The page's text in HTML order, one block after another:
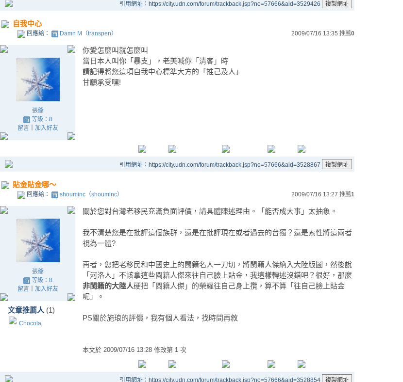
引用網址：https://city.udn.com/forum/trackback.jsp?no=57666&aid=3529426
自我中心
回應給： Damn M（transpen） 2009/07/16 13:35 推薦0
張爺
等級：8
留言｜ 加入好友
你愛怎麼叫就怎麼叫
當日本人叫你「暴支」，老美喊你「清客」時
請記得將您這項自我中心標準大方的「推己及人」
甘願承受嘿!
引用網址：https://city.udn.com/forum/trackback.jsp?no=57666&aid=3528867
貼金貼金哪～
回應給： shouminc（shouminc） 2009/07/16 13:27 推薦1
張爺
等級：8
留言｜ 加入好友
文章推薦人 (1)
Chocola
關於您對台灣老移民充滿負面評價，請具體陳述理由。「能否成大事」太抽象。
我不清楚您是在批評這個族群，還是在批評現在或者過去的台獨？還是索性將這兩者
視為一體?
再者，您把老移民和中國史上的閩籍名人一刀切，將閩籍人傑納入大陸版圖，然後說
「河洛人」不該拿這些閩籍人傑來往自己臉上貼金，我這樣轉述沒錯吧？很好，那麼
非閩籍的大陸人硬把「閩籍人傑」的榮耀往自己身上攬，算不算「往自己臉上貼金
呢」。
PS關於施琅的評價，我有個人看法，找時間再敘
本文於 2009/07/16 13:28 修改第 1 次
引用網址：https://city.udn.com/forum/trackback.jsp?no=57666&aid=3528854